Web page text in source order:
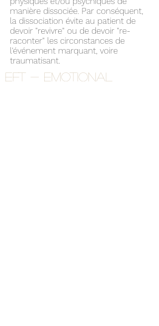
manière dissociée. Par conséquent,
la dissociation évite au patient de
devoir "revivre" ou de devoir "re-
raconter" les circonstances de
l'événement marquant, voire
traumatisant.
EFT - Emotional